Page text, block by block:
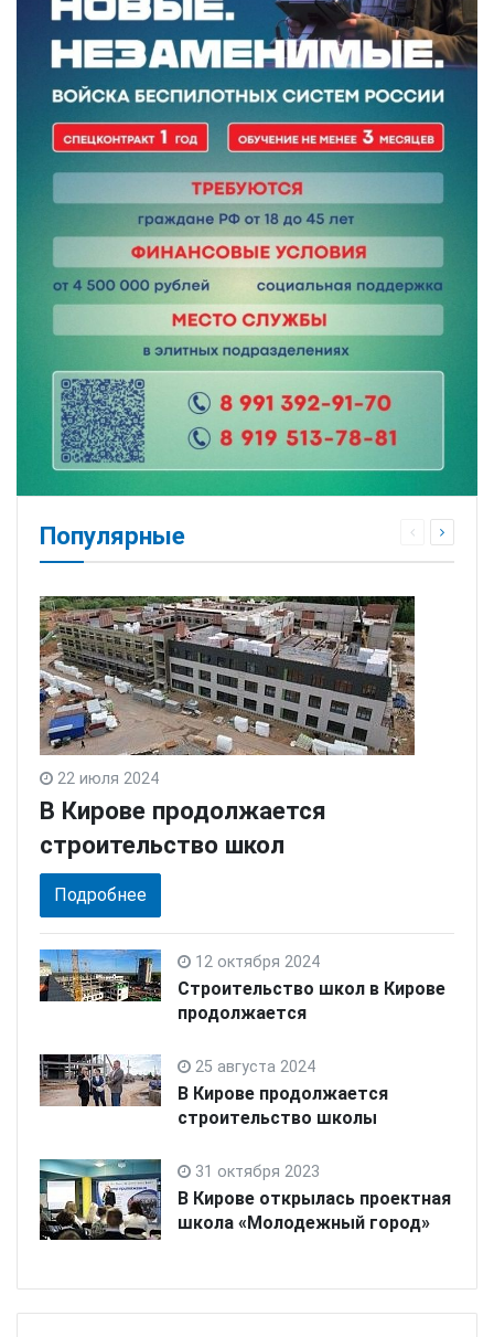
Популярные
22 июля 2024
В Кирове продолжается
строительство школ
Подробнее
12 октября 2024
Строительство школ в Кирове
продолжается
25 августа 2024
В Кирове продолжается
строительство школы
31 октября 2023
В Кирове открылась проектная
школа «Молодежный город»